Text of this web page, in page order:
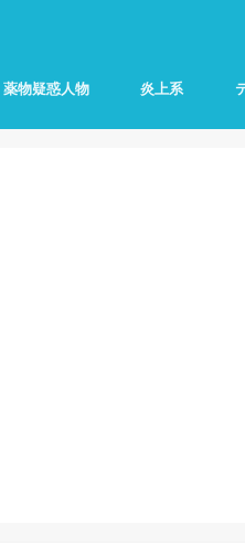
薬物疑惑人物 炎上系